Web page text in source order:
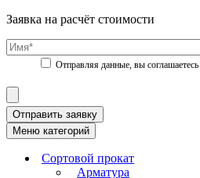
Заявка на расчёт стоимости
Отправить заявку
Меню категорий
Сортовой прокат
Арматура